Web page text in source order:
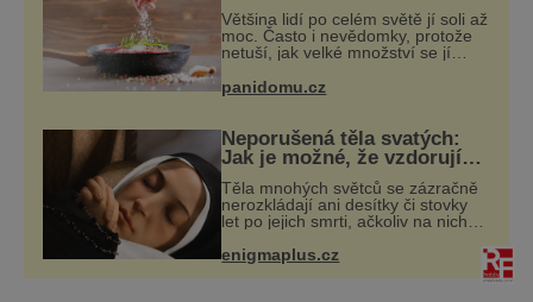
dobře ví. Ne všichni ale nejspíš budou vědět,
že obě tyto instituce jsou záro
Většina lidí po celém světě jí soli až
moc. Často i nevědomky, protože
netuší, jak velké množství se jí
potravinách, dokonce i těch
sladkých. Sůl je zdravá
panidomu.cz
Neporušená těla svatých:
Jak je možné, že vzdorují
času?
Těla mnohých světců se zázračně
nerozkládají ani desítky či stovky
let po jejich smrti, ačkoliv na nich
balzamování či jiné pokusy o
enigmaplus.cz